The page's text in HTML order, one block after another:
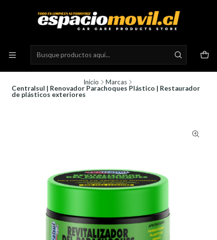
Inicio
Marcas
Centralsul | Renovador Parachoques Plástico | Restaurador
de plásticos exteriores